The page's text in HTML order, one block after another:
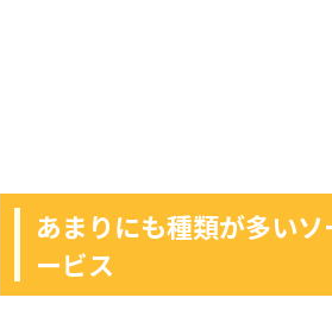
あまりにも種類が多い
ービス